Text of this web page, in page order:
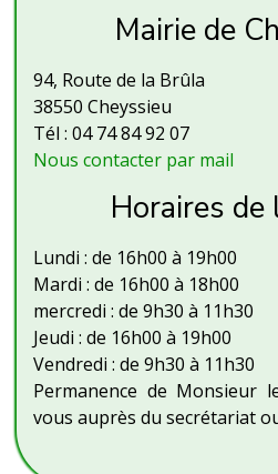
Mairie de
94, Route de la Brûla
38550 Cheyssieu
Tél : 04 74 84 92 07
Nous contacter par mail
Horaires de
Lundi : de 16h00 à 19h00
Mardi : de 16h00 à 18h00
mercredi : de 9h30 à 11h30
Jeudi : de 16h00 à 19h00
Vendredi : de 9h30 à 11h30
Permanence de Monsieur
vous auprès du secrétariat